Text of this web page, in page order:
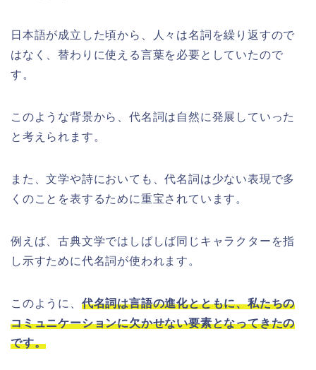
日本語が成立した頃から、人々は名詞を繰り返すので
はなく、替わりに使える言葉を必要としていたので
す。
このような背景から、代名詞は自然に発展していった
と考えられます。
また、文学や詩においても、代名詞は少ない表現で多
くのことを表するために重宝されています。
例えば、古典文学ではしばしば同じキャラクターを指
し示すために代名詞が使われます。
このように、 代名詞は言語の進化とともに、私たちの
コミュニケーションに欠かせない要素となってきたの
です。